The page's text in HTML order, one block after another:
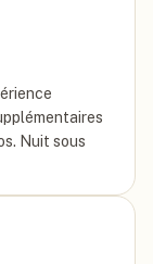
Nuit sous